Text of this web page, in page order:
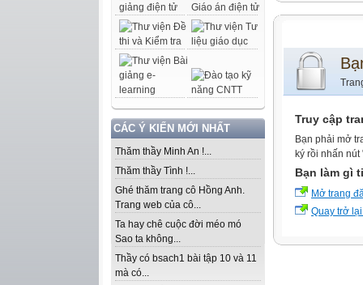
CÁC Ý KIẾN MỚI NHẤT
Thăm thầy Minh An !...
Thăm thầy Tình !...
Ghé thăm trang cô Hồng Anh.
Trang web của cô...
Ta hay chê cuộc đời méo mó
Sao ta không...
Thầy có bsach1 bài tập 10 và 11
mà có...
Truy cập
Bạn phải mở
ký rồi nhấn
Bạn làm gì
Mở trang
Quay trở